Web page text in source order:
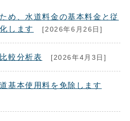
め、水道料金の基本料金と従
します
[2026年6月26日]
較分析表 [2026年4月3日]
基本使用料を免除します